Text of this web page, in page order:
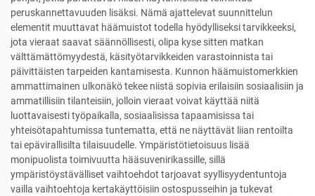
peruskannettavuuden lisäksi. Nämä ajattelevat suunnittelun
elementit muuttavat häämuistot todella hyödylliseksi tarvikkeeksi,
jota vieraat saavat säännöllisesti, olipa kyse sitten matkan
välttämättömyydestä, käsityötarvikkeiden varastoinnista tai
päivittäisten tarpeiden kantamisesta. Kunnon häämuistomerkkien
ammattimainen ulkonäkö tekee niistä sopivia erilaisiin sosiaalisiin ja
ammatillisiin tilanteisiin, jolloin vieraat voivat käyttää niitä
luottavaisesti työpaikalla, sosiaalisissa tapaamisissa tai
yhteisötapahtumissa tuntematta, että ne näyttävät liian rentoilta
tai epävirallisilta tilaisuudelle. Ympäristötietoisuus lisää
monipuolista toimivuutta hääsuvenirikassille, sillä
ympäristöystävälliset vaihtoehdot tarjoavat syyllisyydentuntoja
vailla vaihtoehtoja kertakäyttöisiin ostospusseihin ja tukevat